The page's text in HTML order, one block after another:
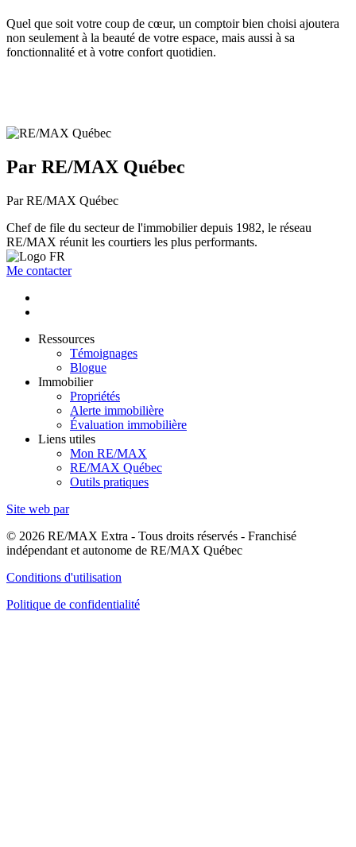
Quel que soit votre coup de cœur, un comptoir bien choisi ajoutera
non seulement à la beauté de votre espace, mais aussi à sa
fonctionnalité et à votre confort quotidien.
Par RE/MAX Québec
Par RE/MAX Québec
Chef de file du secteur de l'immobilier depuis 1982, le réseau
RE/MAX réunit les courtiers les plus performants.
Me contacter
Ressources
Témoignages
Blogue
Immobilier
Propriétés
Alerte immobilière
Évaluation immobilière
Liens utiles
Mon RE/MAX
RE/MAX Québec
Outils pratiques
Site web par
© 2026 RE/MAX Extra - Tous droits réservés - Franchisé
indépendant et autonome de RE/MAX Québec
Conditions d'utilisation
Politique de confidentialité